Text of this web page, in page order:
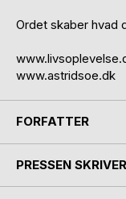
Ordet skaber hvad
www.astridsoe.dk
FORFATTER
PRESSEN SKRIVER